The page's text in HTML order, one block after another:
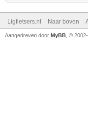
Ligfietsers.nl Naar boven
Aangedreven door MyBB , ©